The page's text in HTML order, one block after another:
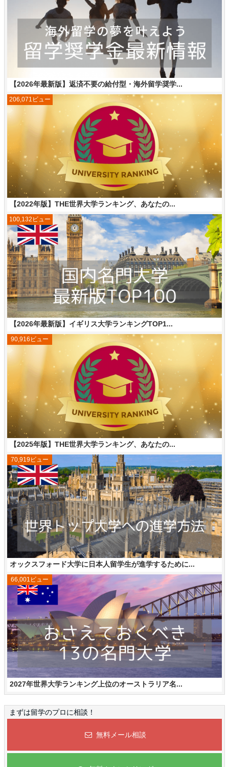
【2026年最新版】返済不要の給付型・海外留学奨学...
【2022年版】THE世界大学ランキング、あなたの...
206,071ビュー
【2026年最新版】イギリス大学ランキングTOP1...
100,132ビュー
【2025年版】THE世界大学ランキング、あなたの...
90,916ビュー
オックスフォード大学に日本人留学生が進学するために...
70,919ビュー
2027年世界大学ランキング上位のオーストラリア名...
66,001ビュー
まずは留学のプロに相談！
無料メール相談